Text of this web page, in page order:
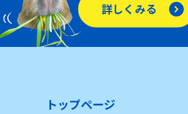
詳しくみる
トップページ